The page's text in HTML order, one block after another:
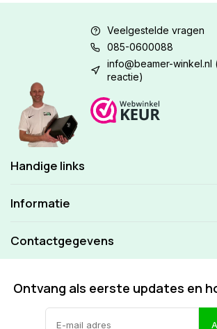
Veelgestelde vragen
085-0600088
info@beamer-winkel.nl
reactie)
Handige links
Informatie
Contactgegevens
Ontvang als eerste updates en